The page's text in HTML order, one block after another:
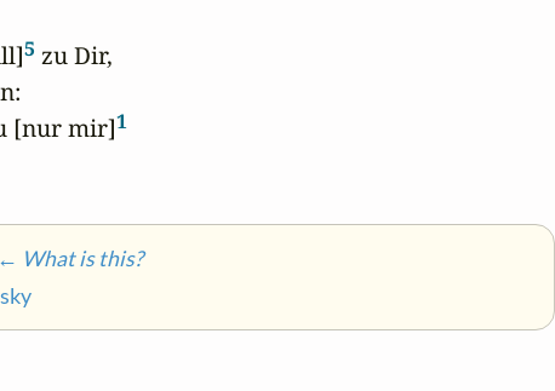
5 zu Dir,
[nur mir]1
is this?